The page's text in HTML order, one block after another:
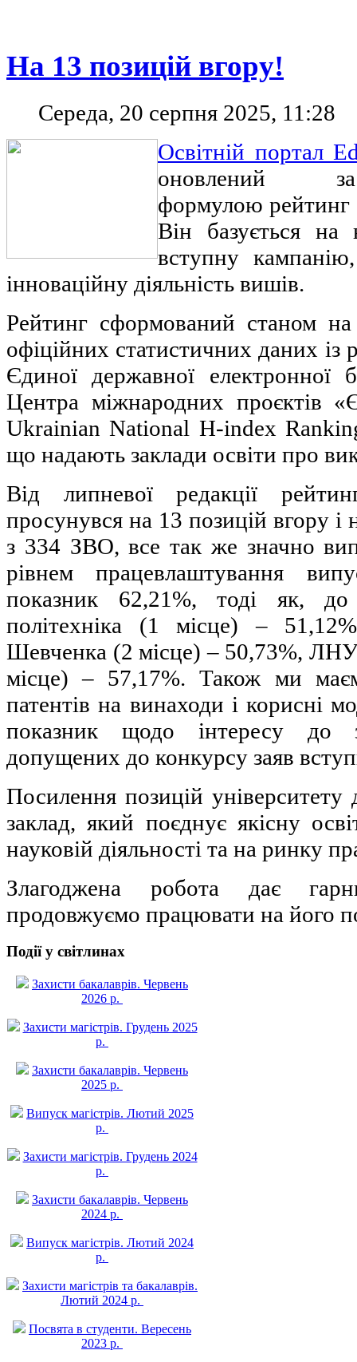
На 13 позицій вгору!
Середа, 20 серпня 2025, 11:28
Освітній портал
оновлений
формулою рейтинг
Він базується на
вступну
інноваційну діяльність вишів.
Рейтинг сформований станом
офіційних статистичних даних із
Єдиної державної електронної
Центра міжнародних проєктів
Ukrainian National H-index
що надають заклади освіти про
Від липневої редакції
просунувся на 13 позицій вгору і
з 334 ЗВО, все так же значно
рівнем працевлаштування
показник 62,21%, тоді як, до
політехніка (1 місце) –
Шевченка (2 місце) – 50,73%, ЛНУ
місце) – 57,17%. Також ми
патентів на винаходи і корисні
показник щодо інтересу до
допущених до конкурсу заяв
Посилення позицій
заклад, який поєднує якісну
науковій діяльності та на ринку
Злагоджена робота дає
продовжуємо працювати на його
Події у світлинах
Захисти бакалаврів. Червень
2026 р.
Захисти магістрів. Грудень 2025
р.
Захисти бакалаврів. Червень
2025 р.
Випуск магістрів. Лютий 2025
р.
Захисти магістрів. Грудень 2024
р.
Захисти бакалаврів. Червень
2024 р.
Випуск магістрів. Лютий 2024
р.
Захисти магістрів та бакалаврів.
Лютий 2024 р.
Посвята в студенти. Вересень
2023 р.